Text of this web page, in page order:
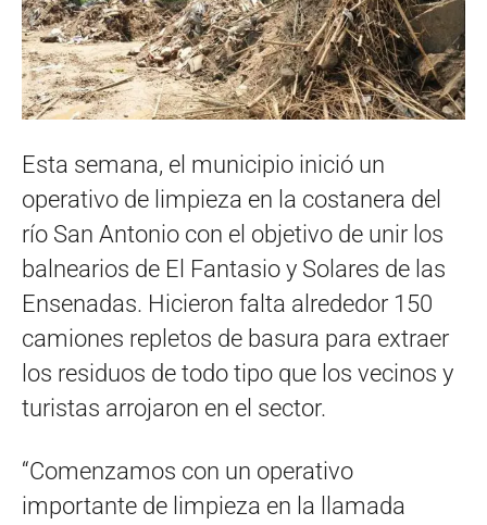
Esta semana, el municipio inició un
operativo de limpieza en la costanera del
río San Antonio con el objetivo de unir los
balnearios de El Fantasio y Solares de las
Ensenadas. Hicieron falta alrededor 150
camiones repletos de basura para extraer
los residuos de todo tipo que los vecinos y
turistas arrojaron en el sector.
“Comenzamos con un operativo
importante de limpieza en la llamada